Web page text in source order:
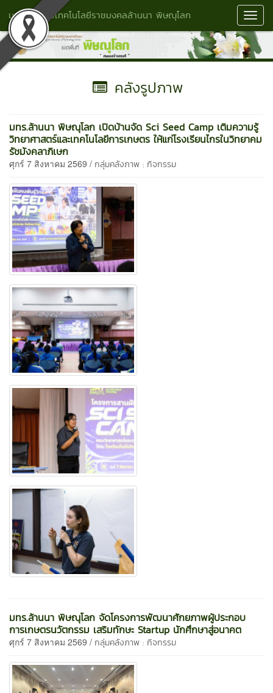
มหาวิทยาลัยเทคโนโลยีราชมงคลล้านนา พิษณุโลก
คลังรูปภาพ
มทร.ล้านนา พิษณุโลก เปิดบ้านจัด Sci Seed Camp เติมความรู้
วิทยาศาสตร์และเทคโนโลยีการเกษตร ให้แก่โรงเรียนไกรในวิทยาคม
รัชมังคลาภิเษก
ศุกร์ 7 สิงหาคม 2569 / กลุ่มคลังภาพ : กิจกรรม
มทร.ล้านนา พิษณุโลก จัดโครงการพัฒนาศักยภาพผู้ประกอบ
การเกษตรนวัตกรรม เสริมทักษะ Startup นักศึกษาสู่อนาคต
ศุกร์ 7 สิงหาคม 2569 / กลุ่มคลังภาพ : กิจกรรม